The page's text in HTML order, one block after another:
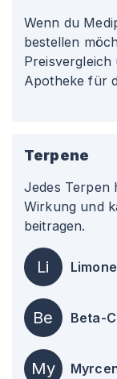
Wenn du
bestellen
Preisvergleich
Apotheke für
Terpene
Jedes Terpen
Wirkung und
beitragen.
Li
Be Beta-
My